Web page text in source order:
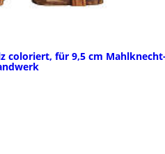
coloriert, für 9,5 cm